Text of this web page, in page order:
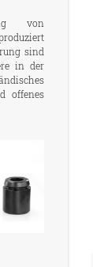
von
sind
in der
offenes